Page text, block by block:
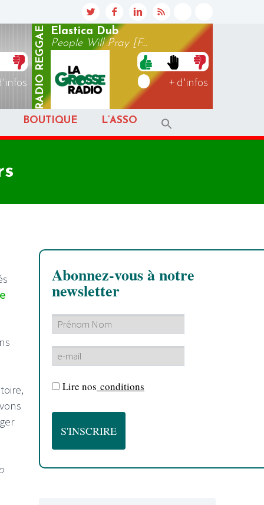
RADIO
REGGAE
Elastica Dub
People Will Pray [F...
+ d'infos
BOUTIQUE L’ASSO
Abonnez-vous à notre
newsletter
Lire nos conditions